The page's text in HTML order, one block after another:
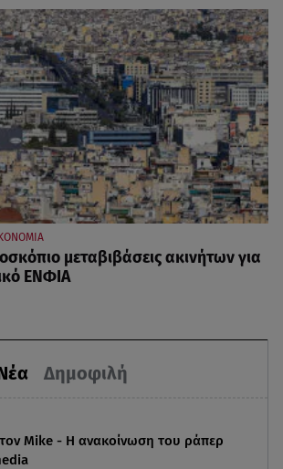
Δημοφιλή
τον Mike - Η ανακοίνωση του ράπερ
μεταβιβάσεις ακινήτων για
ΕΝΦΙΑ